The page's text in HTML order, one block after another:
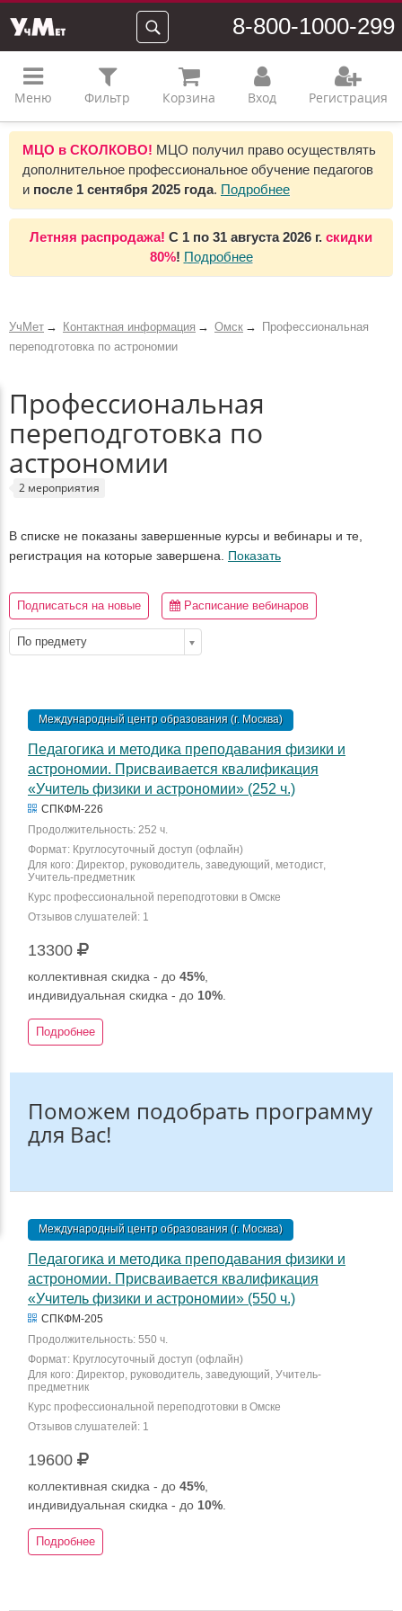
8-800-1000-299
Меню Фильтр Корзина Вход Регистрация
МЦО в СКОЛКОВО! МЦО получил право осуществлять
дополнительное профессиональное обучение педагогов
и после 1 сентября 2025 года. Подробнее
Летняя распродажа! С 1 по 31 августа 2026 г. скидки
80%! Подробнее
УчМет Контактная информация Омск
Профессиональная
переподготовка по астрономии
Профессиональная
переподготовка по
астрономии
2 мероприятия
В списке не показаны завершенные курсы и вебинары и те,
регистрация на которые завершена. Показать
Подписаться на новые Расписание вебинаров
По предмету
Международный центр образования (г. Москва)
Педагогика и методика преподавания физики и
астрономии. Присваивается квалификация
«Учитель физики и астрономии» (252 ч.)
СПКФМ-226
Продолжительность: 252 ч.
Формат: Круглосуточный доступ (офлайн)
Для кого: Директор, руководитель, заведующий, методист,
Учитель-предметник
Курс профессиональной переподготовки в Омске
Отзывов слушателей: 1
13300
коллективная скидка - до 45%
индивидуальная скидка - до 10%
Подробнее
Поможем подобрать программу
для Вас!
Международный центр образования (г. Москва)
Педагогика и методика преподавания физики и
астрономии. Присваивается квалификация
«Учитель физики и астрономии» (550 ч.)
СПКФМ-205
Продолжительность: 550 ч.
Формат: Круглосуточный доступ (офлайн)
Для кого: Директор, руководитель, заведующий, Учитель-
предметник
Курс профессиональной переподготовки в Омске
Отзывов слушателей: 1
19600
коллективная скидка - до 45%
индивидуальная скидка - до 10%
Подробнее